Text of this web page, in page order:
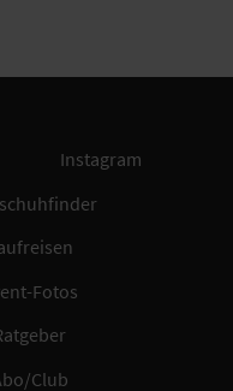
Instagram
Fotos
Club